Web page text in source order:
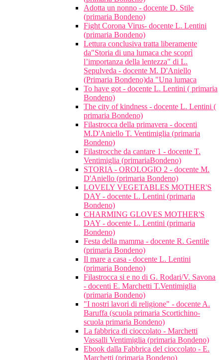
Adotta un nonno - docente D. Stile
(primaria Bondeno)
Fight Corona Virus- docente L. Lentini
(primaria Bondeno)
Lettura conclusiva tratta liberamente
da"Storia di una lumaca che scoprì
l’importanza della lentezza" di L.
Sepulveda - docente M. D'Aniello
(Primaria Bondeno)da "Una lumaca
To have got - docente L. Lentini ( primaria
Bondeno)
The city of kindness - docente L. Lentini (
primaria Bondeno)
Filastrocca della primavera - docenti
M.D'Aniello T. Ventimiglia (primaria
Bondeno)
Filastrocche da cantare 1 - docente T.
Ventimiglia (primariaBondeno)
STORIA - OROLOGIO 2 - docente M.
D'Aniello (primaria Bondeno)
LOVELY VEGETABLES MOTHER'S
DAY - docente L. Lentini (primaria
Bondeno)
CHARMING GLOVES MOTHER'S
DAY - docente L. Lentini (primaria
Bondeno)
Festa della mamma - docente R. Gentile
(primaria Bondeno)
Il mare a casa - docente L. Lentini
(primaria Bondeno)
Filastrocca si e no di G. Rodari/V. Savona
- docenti E. Marchetti T.Ventimiglia
(primaria Bondeno)
"I nostri lavori di religione" - docente A.
Baruffa (scuola primaria Scortichino-
scuola primaria Bondeno)
La fabbrica di cioccolato - Marchetti
Vassalli Ventimiglia (primaria Bondeno)
Ebook dalla Fabbrica del cioccolato - E.
Marchetti (primaria Bondeno)